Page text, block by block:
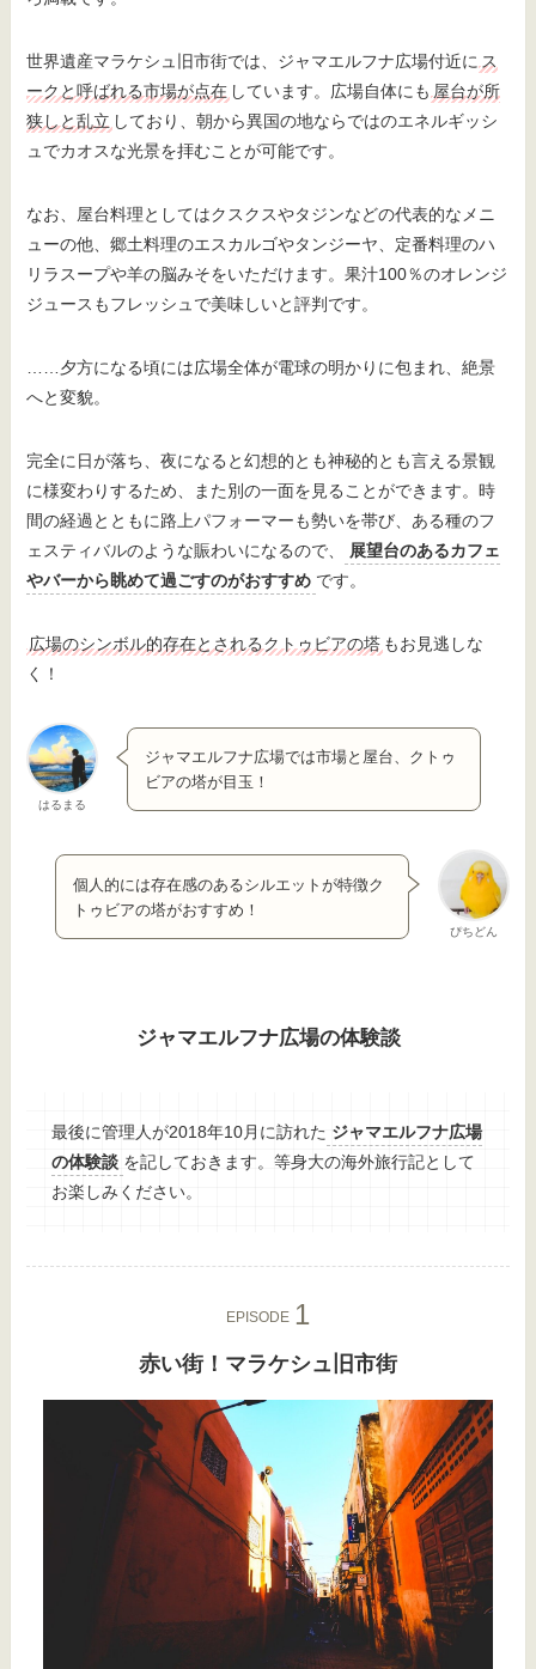
世界遺産マラケシュ旧市街では、ジャマエルフナ広場付近に ス
ークと呼ばれる市場が点在 しています。広場自体にも 屋台が所
狭しと乱立 しており、朝から異国の地ならではのエネルギッシ
ュでカオスな光景を拝むことが可能です。
なお、屋台料理としてはクスクスやタジンなどの代表的なメニ
ューの他、郷土料理のエスカルゴやタンジーヤ、定番料理のハ
リラスープや羊の脳みそをいただけます。果汁100％のオレンジ
ジュースもフレッシュで美味しいと評判です。
……夕方になる頃には広場全体が電球の明かりに包まれ、絶景
へと変貌。
完全に日が落ち、夜になると幻想的とも神秘的とも言える景観
に様変わりするため、また別の一面を見ることができます。時
間の経過とともに路上パフォーマーも勢いを帯び、ある種のフ
ェスティバルのような賑わいになるので、
展望台のあるカフェ
やバーから眺めて過ごすのがおすすめ です。
広場のシンボル的存在とされるクトゥビアの塔 もお見逃しな
く！
はるまる
ジャマエルフナ広場では市場と屋台、クトゥ
ビアの塔が目玉！
ぴちどん
個人的には存在感のあるシルエットが特徴ク
トゥビアの塔がおすすめ！
ジャマエルフナ広場の体験談
最後に管理人が2018年10月に訪れた ジャマエルフナ広場
の体験談 を記しておきます。等身大の海外旅行記として
お楽しみください。
EPISODE
赤い街！マラケシュ旧市街